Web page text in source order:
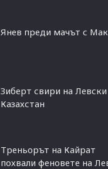
Янев преди мачът с
Зиберт свири на
Казахстан
Треньорът на Кайрат
похвали феновете на